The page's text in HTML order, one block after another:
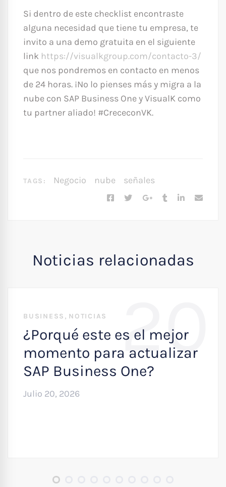
Si dentro de este checklist encontraste
alguna necesidad que tiene tu empresa, te
invito a una demo gratuita en el siguiente
link https://visualkgroup.com/contacto-3/
que nos pondremos en contacto en menos
de 24 horas. ¡No lo pienses más y migra a la
nube con SAP Business One y VisualK como
tu partner aliado! #CrececonVK.
TAGS: Negocio nube señales
Noticias relacionadas
20
BUSINESS , NOTICIAS
¿Porqué este es el mejor
momento para actualizar
SAP Business One?
Julio 20, 2026